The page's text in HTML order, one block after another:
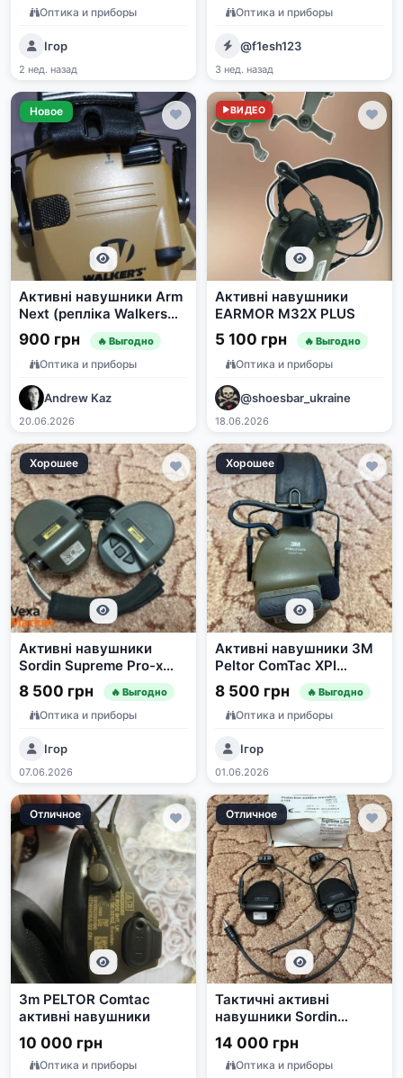
Оптика и приборы
Ігор
2 нед. назад
Оптика и приборы
@f1esh123
3 нед. назад
Новое
Активні навушники Arm
Next (репліка Walkers
Razor) та аксесуари для
шолома
900 грн 🔥 Выгодно
Оптика и приборы
Andrew Kaz
20.06.2026
Новое
ВИДЕО
Активні навушники
EARMOR M32X PLUS
5 100 грн 🔥 Выгодно
Оптика и приборы
@shoesbar_ukraine
18.06.2026
Хорошее
Активні навушники
Sordin Supreme Pro-x
Neckband олива
8 500 грн 🔥 Выгодно
Оптика и приборы
Ігор
07.06.2026
Хорошее
Активні навушники 3M
Peltor ComTac XPI
MT20H682FB-02
8 500 грн 🔥 Выгодно
Оптика и приборы
Ігор
01.06.2026
Отличное
3m PELTOR Comtac
активні навушники
10 000 грн
Оптика и приборы
Отличное
Тактичні активні
навушники Sordin
Supreme MIL CC-2 Black
14 000 грн
Оптика и приборы